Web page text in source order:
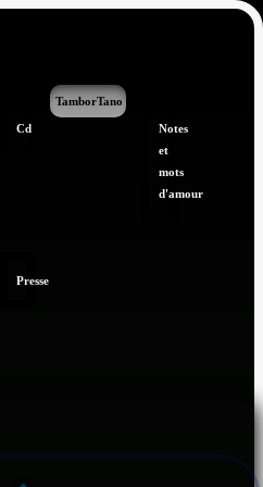
Cd
TamborTano
Notes
et
mots
d'amour
Presse